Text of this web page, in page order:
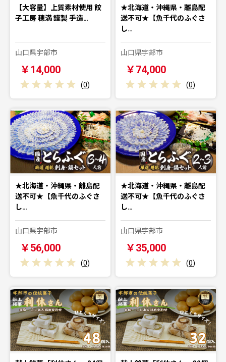
【大容量】上質素材使用 餃
子工房 穂満 謹製 手造…
山口県宇部市
￥14,000
(0)
★北海道・沖縄県・離島配
送不可★【魚千代のふぐさ
し…
山口県宇部市
￥74,000
(0)
★北海道・沖縄県・離島配
送不可★【魚千代のふぐさ
し…
山口県宇部市
￥56,000
(0)
★北海道・沖縄県・離島配
送不可★【魚千代のふぐさ
し…
山口県宇部市
￥35,000
(0)